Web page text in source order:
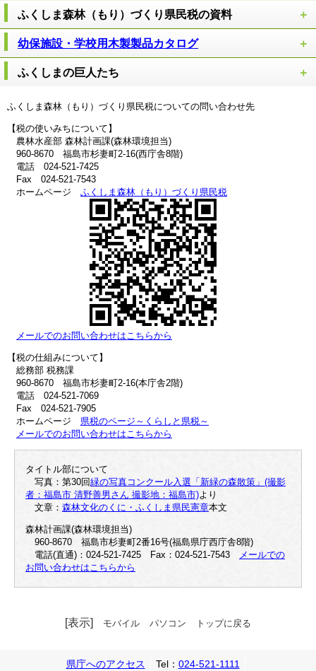
ふくしま森林（もり）づくり県民税の資料
幼保施設・学校用木製製品カタログ
ふくしまの巨人たち
ふくしま森林（もり）づくり県民税についての問い合わせ先
【税の使いみちについて】
農林水産部 森林計画課(森林環境担当)
960-8670 福島市杉妻町2-16(西庁舎8階)
電話 024-521-7425
Fax 024-521-7543
ホームページ ふくしま森林（もり）づくり県民税
メールでのお問い合わせはこちらから
【税の仕組みについて】
総務部 税務課
960-8670 福島市杉妻町2-16(本庁舎2階)
電話 024-521-7069
Fax 024-521-7905
ホームページ 県税のページ～くらしと県税～
メールでのお問い合わせはこちらから
タイトル部について
写真：第30回緑の写真コンクール入選「新緑の森散策」(撮影
者：福島市 清野善男さん 撮影地：福島市)より
文章： 森林文化のくに・ふくしま県民憲章本文
森林計画課(森林環境担当)
960-8670 福島市杉妻町2番16号(福島県庁西庁舎8階)
電話(直通)：024-521-7425 Fax：024-521-7543
メールでの
お問い合わせはこちらから
[表示] モバイル パソコン トップに戻る
県庁へのアクセス Tel： 024-521-1111